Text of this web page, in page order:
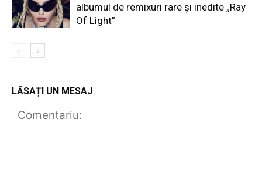
albumul de remixuri rare și inedite „Ray
Of Light”
LĂSAȚI UN MESAJ